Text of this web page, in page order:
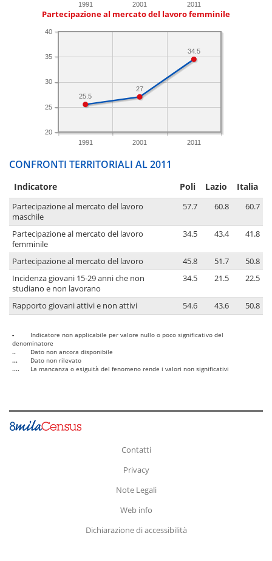
1991 2001 2011
Partecipazione al mercato del lavoro femminile
1991 2001 2011
20
25
30
35
40
34.5
27
25.5
CONFRONTI TERRITORIALI AL 2011
Indicatore Poli Lazio Italia
Partecipazione al mercato del lavoro
maschile
57.7 60.8 60.7
Partecipazione al mercato del lavoro
femminile
34.5 43.4 41.8
Partecipazione al mercato del lavoro 45.8 51.7
50.8
Incidenza giovani 15-29 anni che non
studiano e non lavorano
34.5 21.5 22.5
Rapporto giovani attivi e non attivi 54.6 43.6 50.8
-
Indicatore non applicabile per valore nullo o poco significativo del
denominatore
..
Dato non ancora disponibile
...
Dato non rilevato
....
La mancanza o esiguità del fenomeno rende i valori non significativi
Contatti
Privacy
Note Legali
Web info
Dichiarazione di accessibilità